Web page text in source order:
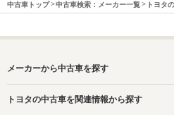
中古車トップ 中古車検索：メーカー一覧 トヨタ
メーカーから中古車を探す
トヨタの中古車を関連情報から探す